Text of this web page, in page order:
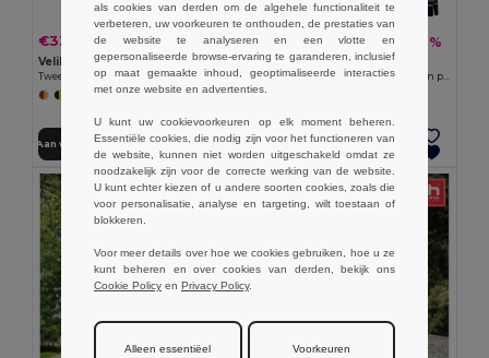
€33.15 €54.40 -39%
Velilla 36075
Tweekleurig fleecejack (280g/m²) van polyester (100%)
+6 Kleuren
Aan winkelwagen toevoegen
€32.06 €52.60 -39%
Velilla 36073
Tweekleurig fleecejack (280g/m²) van polyester (100%)
Aan winkelwagen toevoegen
als cookies van derden om de algehele functionaliteit te
verbeteren, uw voorkeuren te onthouden, de prestaties van
de website te analyseren en een vlotte en
gepersonaliseerde browse-ervaring te garanderen, inclusief
op maat gemaakte inhoud, geoptimaliseerde interacties
met onze website en advertenties.
U kunt uw cookievoorkeuren op elk moment beheren.
Essentiële cookies, die nodig zijn voor het functioneren van
de website, kunnen niet worden uitgeschakeld omdat ze
noodzakelijk zijn voor de correcte werking van de website.
U kunt echter kiezen of u andere soorten cookies, zoals die
voor personalisatie, analyse en targeting, wilt toestaan of
blokkeren.
Voor meer details over hoe we cookies gebruiken, hoe u ze
kunt beheren en over cookies van derden, bekijk ons
Cookie Policy en Privacy Policy.
Alleen essentiëel Voorkeuren